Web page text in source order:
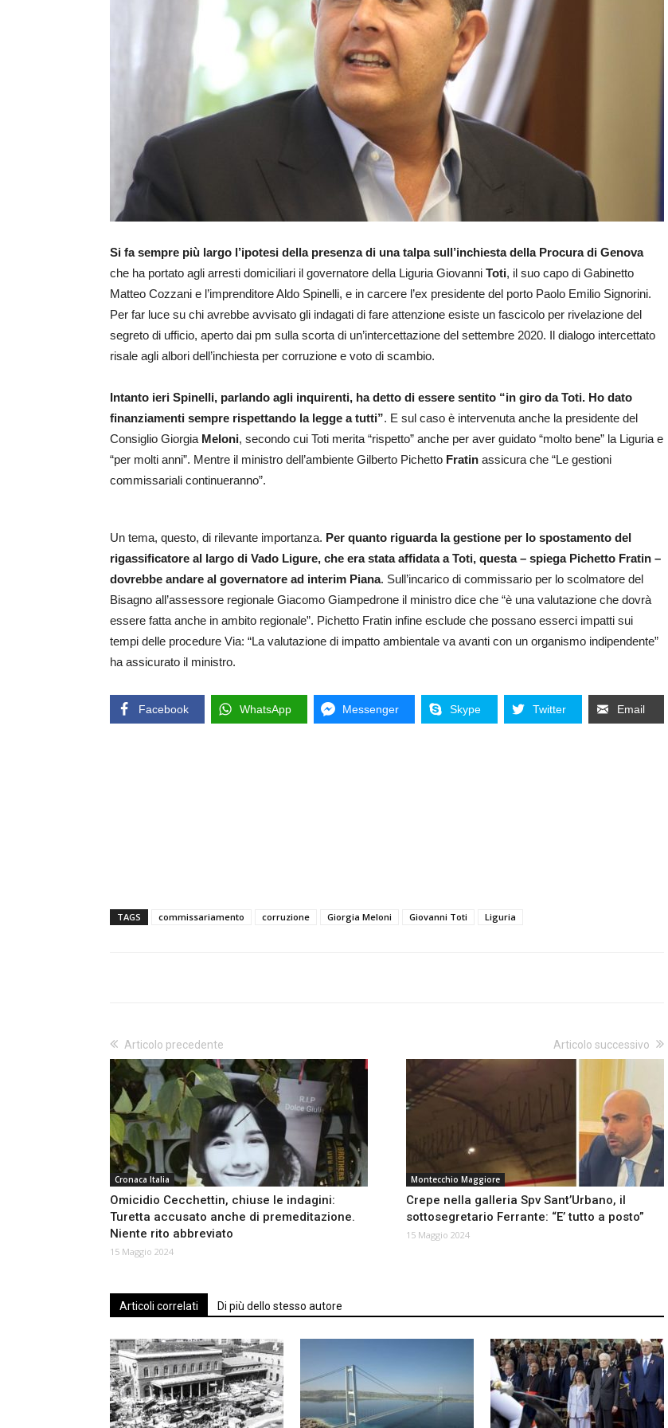
Si fa sempre più largo l’ipotesi della presenza di una talpa sull’inchiesta della Procura di Genova
che ha portato agli arresti domiciliari il governatore della Liguria Giovanni Toti, il suo capo di Gabinetto
Matteo Cozzani e l’imprenditore Aldo Spinelli, e in carcere l’ex presidente del porto Paolo Emilio Signorini.
Per far luce su chi avrebbe avvisato gli indagati di fare attenzione esiste un fascicolo per rivelazione del
segreto di ufficio, aperto dai pm sulla scorta di un’intercettazione del settembre 2020. Il dialogo intercettato
risale agli albori dell’inchiesta per corruzione e voto di scambio.
Intanto ieri Spinelli, parlando agli inquirenti, ha detto di essere sentito “in giro da Toti. Ho dato
finanziamenti sempre rispettando la legge a tutti”. E sul caso è intervenuta anche la presidente del
Consiglio Giorgia Meloni, secondo cui Toti merita “rispetto” anche per aver guidato “molto bene” la Liguria e
“per molti anni”. Mentre il ministro dell’ambiente Gilberto Pichetto Fratin assicura che “Le gestioni
commissariali continueranno”.
Un tema, questo, di rilevante importanza. Per quanto riguarda la gestione per lo spostamento del
rigassificatore al largo di Vado Ligure, che era stata affidata a Toti, questa – spiega Pichetto Fratin –
dovrebbe andare al governatore ad interim Piana. Sull’incarico di commissario per lo scolmatore del
Bisagno all’assessore regionale Giacomo Giampedrone il ministro dice che “è una valutazione che dovrà
essere fatta anche in ambito regionale”. Pichetto Fratin infine esclude che possano esserci impatti sui
tempi delle procedure Via: “La valutazione di impatto ambientale va avanti con un organismo indipendente”
ha assicurato il ministro.
Facebook WhatsApp Messenger Skype Twitter Email
TAGS commissariamento corruzione Giorgia Meloni Giovanni Toti Liguria
Articolo precedente
Cronaca Italia
Omicidio Cecchettin, chiuse le indagini:
Turetta accusato anche di premeditazione.
Niente rito abbreviato
15 Maggio 2024
Articolo successivo
Montecchio Maggiore
Crepe nella galleria Spv Sant’Urbano, il
sottosegretario Ferrante: “E’ tutto a posto”
15 Maggio 2024
Articoli correlati Di più dello stesso autore